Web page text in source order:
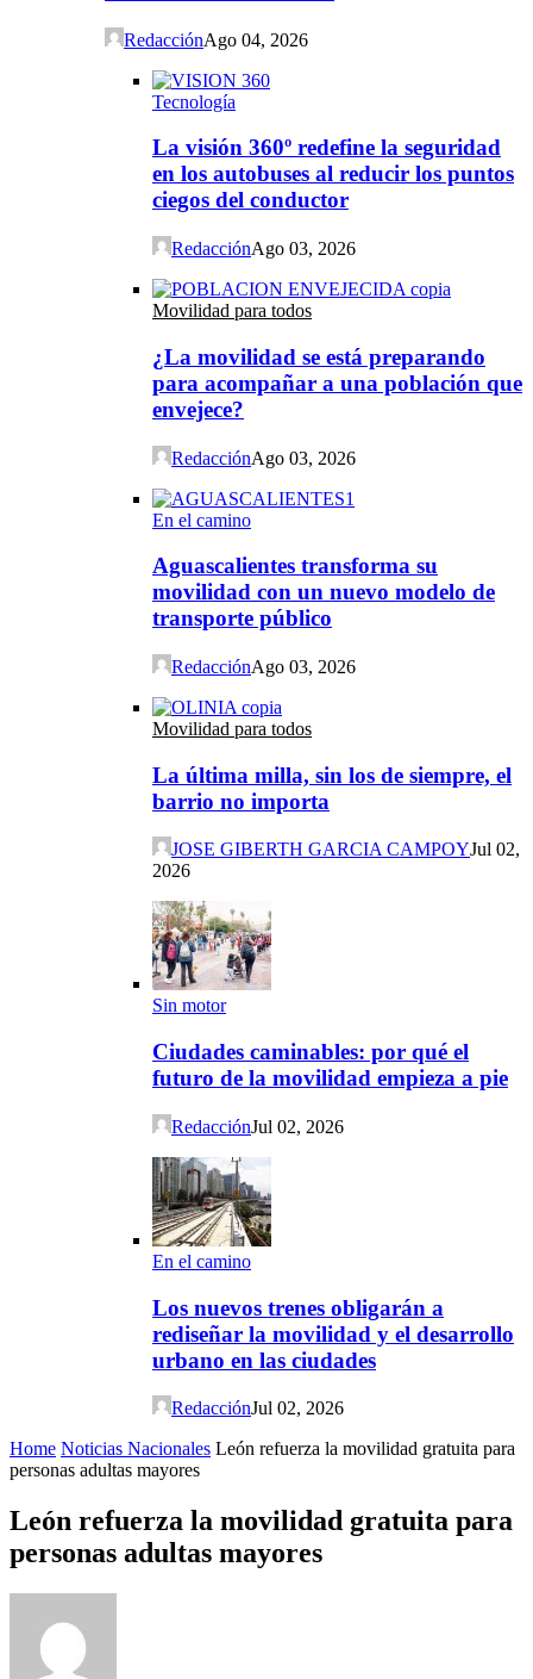
RedacciónAgo 04, 2026
Tecnología
La visión 360º redefine la seguridad
en los autobuses al reducir los puntos
ciegos del conductor
RedacciónAgo 03, 2026
Movilidad para todos
¿La movilidad se está preparando
para acompañar a una población que
envejece?
RedacciónAgo 03, 2026
En el camino
Aguascalientes transforma su
movilidad con un nuevo modelo de
transporte público
RedacciónAgo 03, 2026
Movilidad para todos
La última milla, sin los de siempre, el
barrio no importa
JOSE GIBERTH GARCIA CAMPOYJul 02,
2026
Sin motor
Ciudades caminables: por qué el
futuro de la movilidad empieza a pie
RedacciónJul 02, 2026
En el camino
Los nuevos trenes obligarán a
rediseñar la movilidad y el desarrollo
urbano en las ciudades
RedacciónJul 02, 2026
Home Noticias Nacionales León refuerza la movilidad gratuita para
personas adultas mayores
León refuerza la movilidad gratuita para
personas adultas mayores